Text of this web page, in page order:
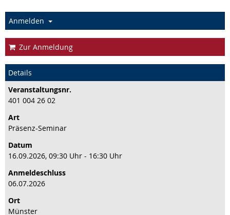
Anmelden
Zur Anmeldung
Details
Veranstaltungs­nr.
401 004 26 02
Art
Präsenz-Seminar
Datum
16.09.2026, 09:30 Uhr - 16:30 Uhr
Anmeldeschluss
06.07.2026
Ort
Münster